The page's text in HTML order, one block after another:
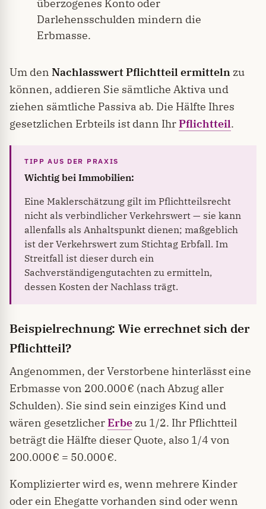
überzogenes Konto oder
Darlehensschulden mindern die
Erbmasse.
Um den Nachlasswert Pflichtteil ermitteln zu
können, addieren Sie sämtliche Aktiva und
ziehen sämtliche Passiva ab. Die Hälfte Ihres
gesetzlichen Erbteils ist dann IhrPflichtteil.
Wichtig bei Immobilien:
Eine Maklerschätzung gilt im Pflichtteilsrecht
nicht als verbindlicher Verkehrswert — sie kann
allenfalls als Anhaltspunkt dienen; maßgeblich
ist der Verkehrswert zum Stichtag Erbfall. Im
Streitfall ist dieser durch ein
Sachverständigengutachten zu ermitteln,
dessen Kosten der Nachlass trägt.
Beispielrechnung: Wie errechnet sich der
Pflichtteil?
Angenommen, der Verstorbene hinterlässt eine
Erbmasse von 200.000 € (nach Abzug aller
Schulden). Sie sind sein einziges Kind und
wären gesetzlicherErbe zu 1/2. Ihr Pflichtteil
beträgt die Hälfte dieser Quote, also 1/4 von
200.000 € = 50.000 €.
Komplizierter wird es, wenn mehrere Kinder
oder ein Ehegatte vorhanden sind oder wenn